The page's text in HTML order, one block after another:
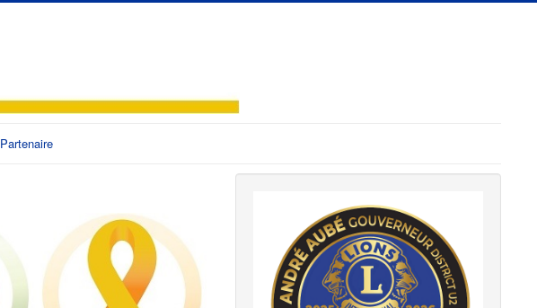
Partenaire